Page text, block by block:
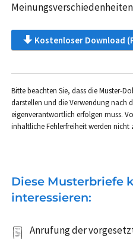
Kostenloser Download
Bitte beachten Sie, dass die Muster-
darstellen und die Verwendung nach
eigenverantwortlich erfolgen muss.
inhaltliche Fehlerfreiheit werden nicht
Diese Musterbriefe
interessieren:
Anrufung der